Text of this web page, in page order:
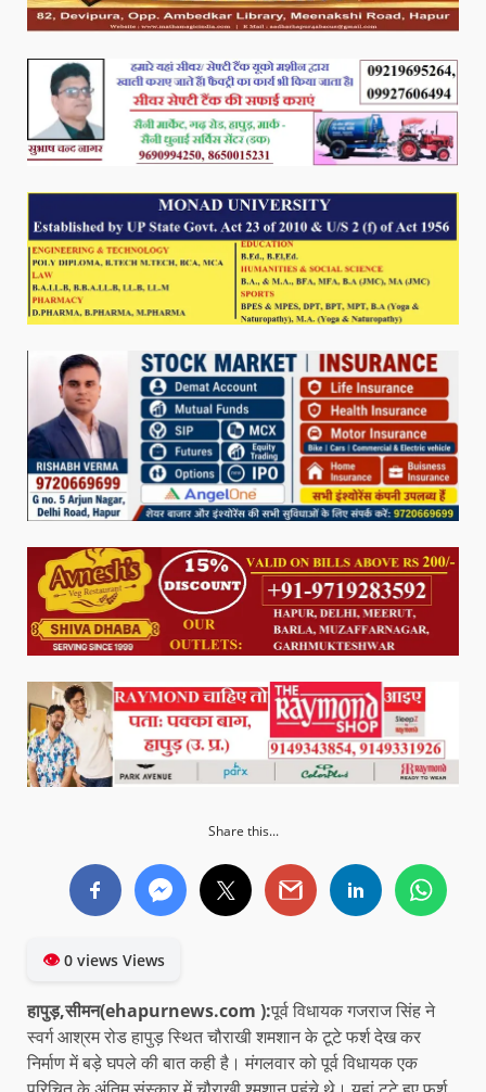
Share this...
👁0 views Views
हापुड़,सीमन(ehapurnews.com ):पूर्व विधायक गजराज सिंह ने
स्वर्ग आश्रम रोड हापुड़ स्थित चौराखी शमशान के टूटे फर्श देख कर
निर्माण में बड़े घपले की बात कही है। मंगलवार को पूर्व विधायक एक